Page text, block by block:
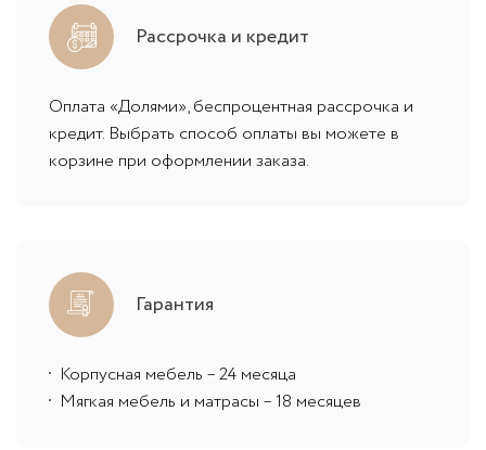
Рассрочка и кредит
Оплата «Долями», беспроцентная рассрочка и
кредит. Выбрать способ оплаты вы можете в
корзине при оформлении заказа.
Гарантия
Корпусная мебель – 24 месяца
Мягкая мебель и матрасы – 18 месяцев